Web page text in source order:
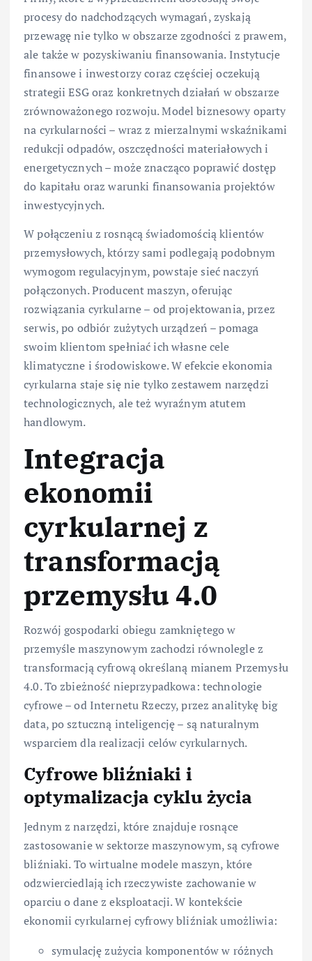
procesy do nadchodzących wymagań, zyskają
przewagę nie tylko w obszarze zgodności z prawem,
ale także w pozyskiwaniu finansowania. Instytucje
finansowe i inwestorzy coraz częściej oczekują
strategii ESG oraz konkretnych działań w obszarze
zrównoważonego rozwoju. Model biznesowy oparty
na cyrkularności – wraz z mierzalnymi wskaźnikami
redukcji odpadów, oszczędności materiałowych i
energetycznych – może znacząco poprawić dostęp
do kapitału oraz warunki finansowania projektów
inwestycyjnych.
W połączeniu z rosnącą świadomością klientów
przemysłowych, którzy sami podlegają podobnym
wymogom regulacyjnym, powstaje sieć naczyń
połączonych. Producent maszyn, oferując
rozwiązania cyrkularne – od projektowania, przez
serwis, po odbiór zużytych urządzeń – pomaga
swoim klientom spełniać ich własne cele
klimatyczne i środowiskowe. W efekcie ekonomia
cyrkularna staje się nie tylko zestawem narzędzi
technologicznych, ale też wyraźnym atutem
handlowym.
Integracja
ekonomii
cyrkularnej z
transformacją
przemysłu 4.0
Rozwój gospodarki obiegu zamkniętego w
przemyśle maszynowym zachodzi równolegle z
transformacją cyfrową określaną mianem Przemysłu
4.0. To zbieżność nieprzypadkowa: technologie
cyfrowe – od Internetu Rzeczy, przez analitykę big
data, po sztuczną inteligencję – są naturalnym
wsparciem dla realizacji celów cyrkularnych.
Cyfrowe bliźniaki i
optymalizacja cyklu życia
Jednym z narzędzi, które znajduje rosnące
zastosowanie w sektorze maszynowym, są cyfrowe
bliźniaki. To wirtualne modele maszyn, które
odzwierciedlają ich rzeczywiste zachowanie w
oparciu o dane z eksploatacji. W kontekście
ekonomii cyrkularnej cyfrowy bliźniak umożliwia:
symulację zużycia komponentów w różnych